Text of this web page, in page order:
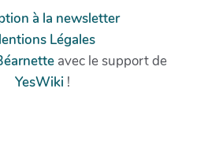
à la newsletter
Légales
avec le support de
YesWiki !